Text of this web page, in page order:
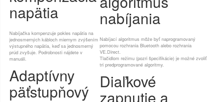
napätia
Nabíjačka kompenzuje pokles napätia na
jednosmerných kábloch miernym zvýšením
výstupného napätia, keď sa jednosmerný
prúd zvyšuje. Podrobnosti nájdete v
manuáli.
Adaptívny
päťstupňový
nabíjania
Nabíjací algoritmus môže byť naprogramovaný
pomocou rozhrania Bluetooth alebo rozhrania
VE.Direct.
Tlačidlom režimu (pozri špecifikácie) je možné zvoliť
tri predprogramované algoritmy.
Diaľkové
zapnutie a